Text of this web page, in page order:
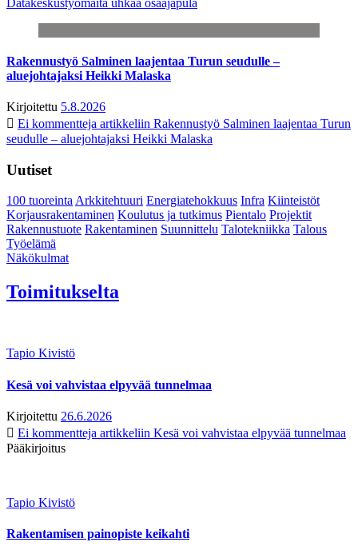
Rakennustyö Salminen laajentaa Turun seudulle –
aluejohtajaksi Heikki Malaska
Kirjoitettu 5.8.2026
Ei kommentteja artikkeliin Rakennustyö Salminen laajentaa Turun
seudulle – aluejohtajaksi Heikki Malaska
Uutiset
100 tuoreintaArkkitehtuuri Energiatehokkuus Infra Kiinteistöt
Korjausrakentaminen Koulutus ja tutkimus Pientalo Projektit
Rakennustuote Rakentaminen Suunnittelu Talotekniikka Talous
Työelämä
Näkökulmat
Toimitukselta
Tapio Kivistö
Kesä voi vahvistaa elpyvää tunnelmaa
Kirjoitettu 26.6.2026
Ei kommentteja artikkeliin Kesä voi vahvistaa elpyvää tunnelmaa
Pääkirjoitus
Tapio Kivistö
Rakentamisen painopiste keikahti